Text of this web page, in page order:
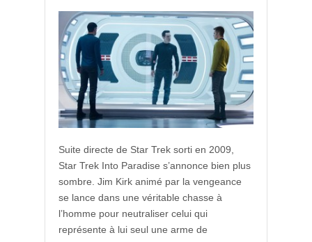
Suite directe de Star Trek sorti en 2009,
Star Trek Into Paradise s’annonce bien plus
sombre. Jim Kirk animé par la vengeance
se lance dans une véritable chasse à
l’homme pour neutraliser celui qui
représente à lui seul une arme de